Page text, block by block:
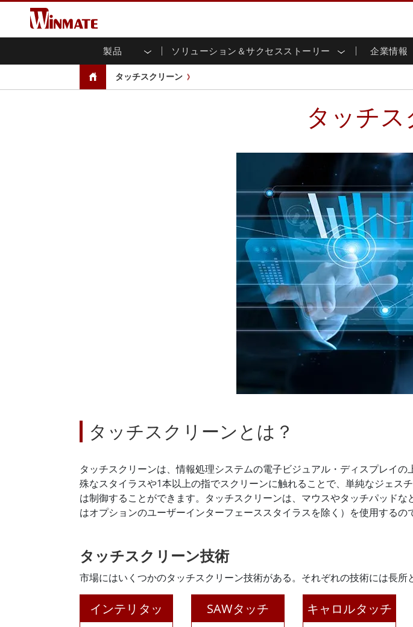
製品 ソリューション＆サクセスストーリー 企業情報
企業モビリティコンピュータ
頑丈なノートパソコン
マルチタッチ (P-
オープンフレーム
フロントIP65
PoEタッチ
USB Type-C
ステンレスシリー
屋外ディスプレイ
IP67
リアマウント
ラックマウント
バータイプディス
OSD Box
組み込みコンピューティング
ボックスPC / 防水頑丈なPC IP65
IoTゲートウェイ
ラジオゲートウェイ
More
石油・ガス、ATEXグレード
ATEXグレード堅牢タブレット
ATEX認定 堅牢型ハンドヘルドコンピュ
ATEX グレード パネル PC
堅牢なロボットコントローラ
農業
交通
IIoT & エッジコンピューティン
再生可能エネルギー
金属＆鉱業
会社概要
保証
マーケティングポータル
ファイル共有
新製品情報
展示会・イベント
Youtubeチャンネル
タッチスクリーン
タッチ
タッチスクリーンとは？
タッチスクリーンは、情報処理システムの電子ビジュアル・ディスプレイ
殊なスタイラスや1本以上の指でスクリーンに触れることで、単純なジェス
は制御することができます。タッチスクリーンは、マウスやタッチパッド
はオプションのユーザーインターフェーススタイラスを除く）を使用する
タッチスクリーン技術
市場にはいくつかのタッチスクリーン技術がある。それぞれの技術には長所
インテリタッ
SAWタッチ
キャロルタッチ